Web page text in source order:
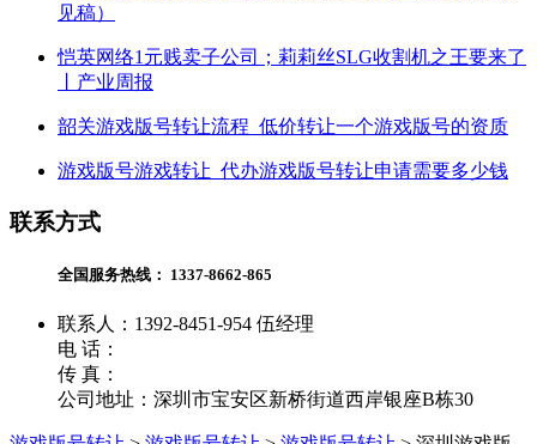
见稿）
恺英网络1元贱卖子公司；莉莉丝SLG收割机之王要来了
丨产业周报
韶关游戏版号转让流程_低价转让一个游戏版号的资质
游戏版号游戏转让_代办游戏版号转让申请需要多少钱
联系方式
全国服务热线： 1337-8662-865
联系人：1392-8451-954 伍经理
电 话：
传 真：
公司地址：深圳市宝安区新桥街道西岸银座B栋30